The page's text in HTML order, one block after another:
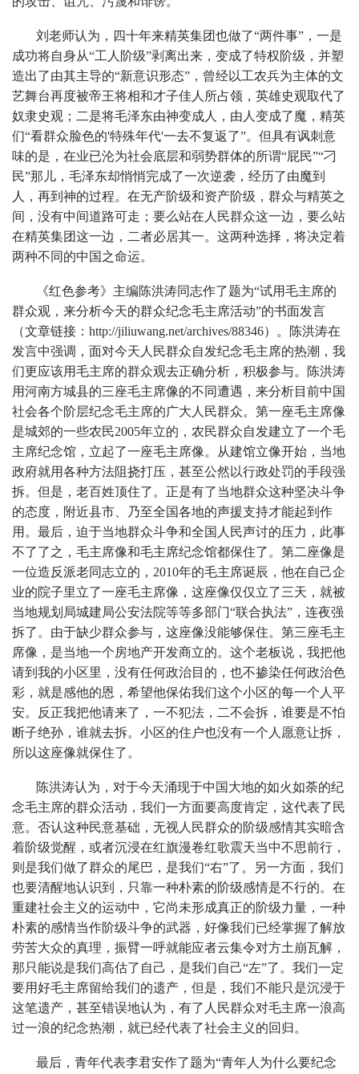
刘老师认为，四十年来精英集团也做了“两件事”，一是
成功将自身从“工人阶级”剥离出来，变成了特权阶级，并塑
造出了由其主导的“新意识形态”，曾经以工农兵为主体的文
艺舞台再度被帝王将相和才子佳人所占领，英雄史观取代了
奴隶史观；二是将毛泽东由神变成人，由人变成了魔，精英
们“看群众脸色的'特殊年代'一去不复返了”。但具有讽刺意
味的是，在业已沦为社会底层和弱势群体的所谓“屁民”“刁
民”那儿，毛泽东却悄悄完成了一次逆袭，经历了由魔到
人，再到神的过程。在无产阶级和资产阶级，群众与精英之
间，没有中间道路可走；要么站在人民群众这一边，要么站
在精英集团这一边，二者必居其一。这两种选择，将决定着
两种不同的中国之命运。
《红色参考》主编陈洪涛同志作了题为“试用毛主席的
群众观，来分析今天的群众纪念毛主席活动”的书面发言
（文章链接：http://jiliuwang.net/archives/88346）。陈洪涛在
发言中强调，面对今天人民群众自发纪念毛主席的热潮，我
们更应该用毛主席的群众观去正确分析，积极参与。陈洪涛
用河南方城县的三座毛主席像的不同遭遇，来分析目前中国
社会各个阶层纪念毛主席的广大人民群众。第一座毛主席像
是城郊的一些农民2005年立的，农民群众自发建立了一个毛
主席纪念馆，立起了一座毛主席像。从建馆立像开始，当地
政府就用各种方法阻挠打压，甚至公然以行政处罚的手段强
拆。但是，老百姓顶住了。正是有了当地群众这种坚决斗争
的态度，附近县市、乃至全国各地的声援支持才能起到作
用。最后，迫于当地群众斗争和全国人民声讨的压力，此事
不了了之，毛主席像和毛主席纪念馆都保住了。第二座像是
一位造反派老同志立的，2010年的毛主席诞辰，他在自己企
业的院子里立了一座毛主席像，这座像仅仅立了三天，就被
当地规划局城建局公安法院等等多部门“联合执法”，连夜强
拆了。由于缺少群众参与，这座像没能够保住。第三座毛主
席像，是当地一个房地产开发商立的。这个老板说，我把他
请到我的小区里，没有任何政治目的，也不掺染任何政治色
彩，就是感他的恩，希望他保佑我们这个小区的每一个人平
安。反正我把他请来了，一不犯法，二不会拆，谁要是不怕
断子绝孙，谁就去拆。小区的住户也没有一个人愿意让拆，
所以这座像就保住了。
陈洪涛认为，对于今天涌现于中国大地的如火如荼的纪
念毛主席的群众活动，我们一方面要高度肯定，这代表了民
意。否认这种民意基础，无视人民群众的阶级感情其实暗含
着阶级觉醒，或者沉浸在红旗漫卷红歌震天当中不思前行，
则是我们做了群众的尾巴，是我们“右”了。另一方面，我们
也要清醒地认识到，只靠一种朴素的阶级感情是不行的。在
重建社会主义的运动中，它尚未形成真正的阶级力量，一种
朴素的感情当作阶级斗争的武器，好像我们已经掌握了解放
劳苦大众的真理，振臂一呼就能应者云集令对方土崩瓦解，
那只能说是我们高估了自己，是我们自己“左”了。我们一定
要用好毛主席留给我们的遗产，但是，我们不能只是沉浸于
这笔遗产，甚至错误地认为，有了人民群众对毛主席一浪高
过一浪的纪念热潮，就已经代表了社会主义的回归。
最后，青年代表李君安作了题为“青年人为什么要纪念